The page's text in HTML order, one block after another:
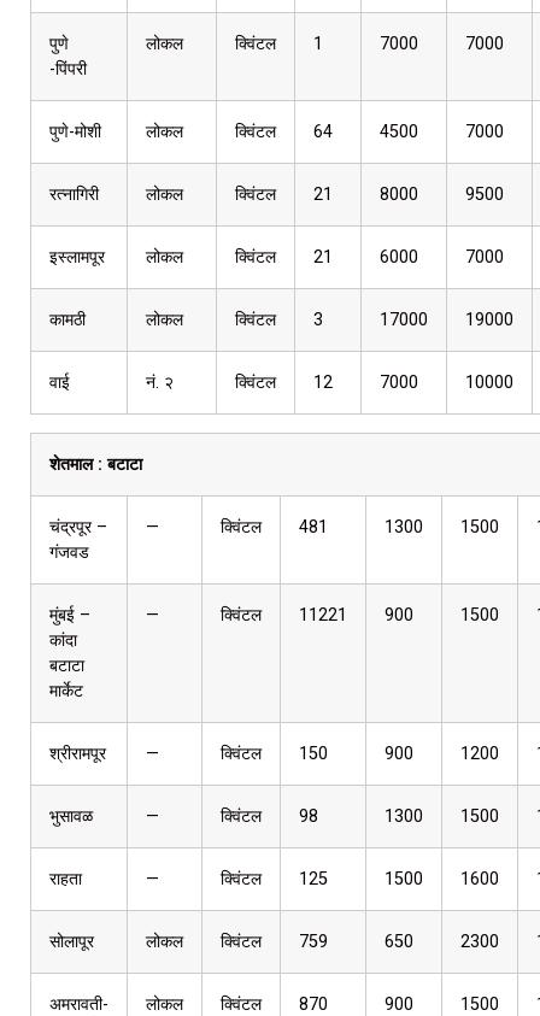
पुणे
-पिंपरी
लोकल क्विंटल 1 7000 7000
पुणे-मोशी लोकल क्विंटल 64 4500 7000
रत्नागिरी लोकल क्विंटल 21 8000 9500
इस्लामपूर लोकल क्विंटल 21 6000 7000
कामठी लोकल क्विंटल 3 17000 19000
वाई नं. २ क्विंटल 12 7000 10000
शेतमाल :बटाटा
चंद्रपूर –
गंजवड
— क्विंटल 481 1300 1500
मुंबई –
कांदा
बटाटा
मार्केट
— क्विंटल 11221 900 1500
श्रीरामपूर — क्विंटल 150 900 1200
भुसावळ — क्विंटल 98 1300 1500
राहता — क्विंटल 125 1500 1600
सोलापूर लोकल क्विंटल 759 650 2300
अमरावती-
लोकल क्विंटल 870 900 1500